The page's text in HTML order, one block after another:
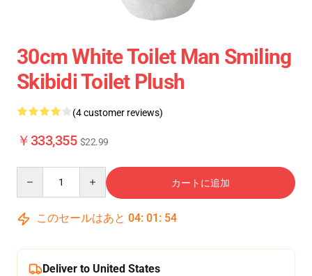
30cm White Toilet Man Smiling
Skibidi Toilet Plush
(4 customer reviews)
￥333,355 $22.99
カートに追加
このセールはあと 04: 01 : 54
Deliver to United States